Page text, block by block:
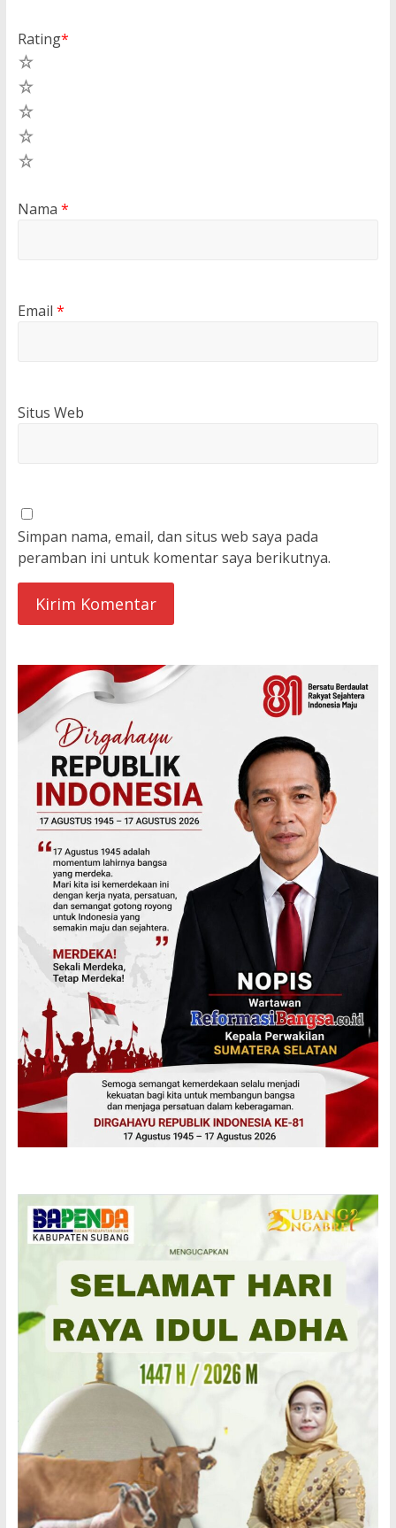
Rating*
Nama *
Email *
Situs Web
Simpan nama, email, dan situs web saya pada
peramban ini untuk komentar saya berikutnya.